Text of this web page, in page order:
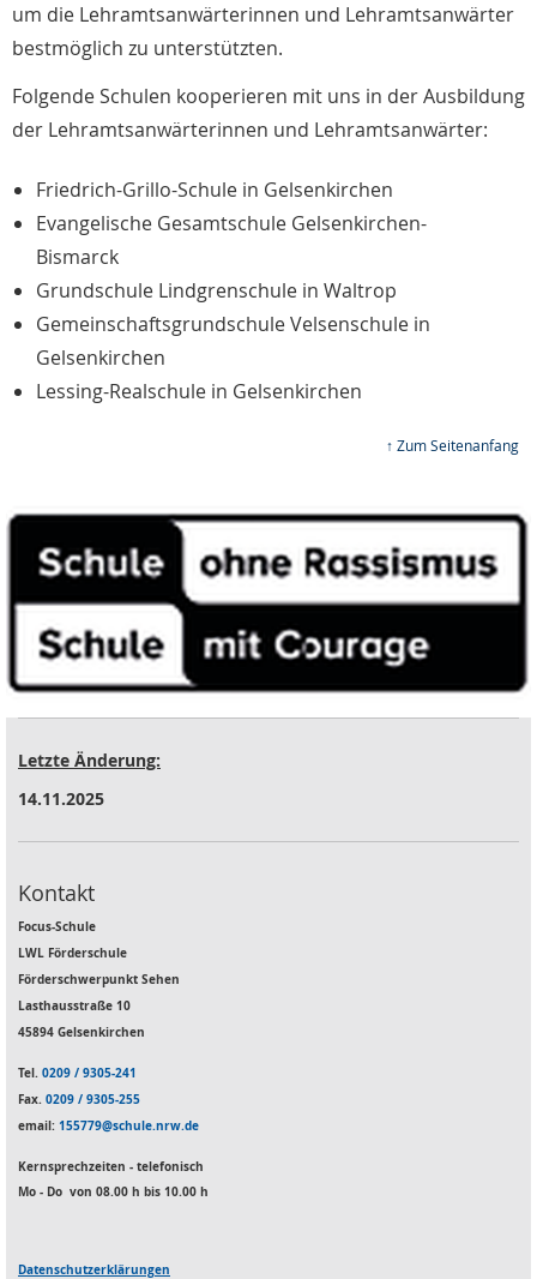
um die Lehramtsanwärterinnen und Lehramtsanwärter
bestmöglich zu unterstützten.
Folgende Schulen kooperieren mit uns in der Ausbildung
der Lehramtsanwärterinnen und Lehramtsanwärter:
Friedrich-Grillo-Schule in Gelsenkirchen
Evangelische Gesamtschule Gelsenkirchen-
Bismarck
Grundschule Lindgrenschule in Waltrop
Gemeinschaftsgrundschule Velsenschule in
Gelsenkirchen
Lessing-Realschule in Gelsenkirchen
↑ Zum Seitenanfang
Letzte Änderung:
14.11.2025
Kontakt
Focus-Schule
LWL Förderschule
Förderschwerpunkt Sehen
Lasthausstraße 10
45894 Gelsenkirchen
Tel. 0209 / 9305-241
Fax. 0209 / 9305-255
email: 155779@schule.nrw.de
Kernsprechzeiten - telefonisch
Mo - Do von 08.00 h bis 10.00 h
Datenschutzerklärungen